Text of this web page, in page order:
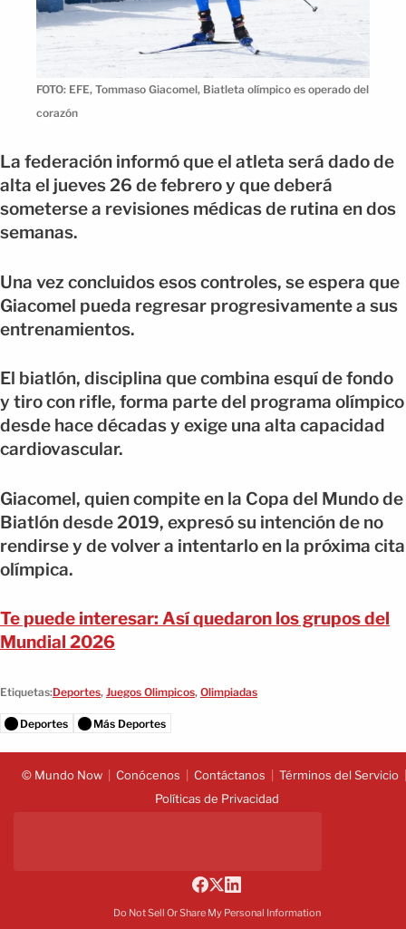
FOTO: EFE, Tommaso Giacomel, Biatleta olímpico es operado del
corazón
La federación informó que el atleta será dado de
alta el jueves 26 de febrero y que deberá
someterse a revisiones médicas de rutina en dos
semanas.
Una vez concluidos esos controles, se espera que
Giacomel pueda regresar progresivamente a sus
entrenamientos.
El biatlón, disciplina que combina esquí de fondo
y tiro con rifle, forma parte del programa olímpico
desde hace décadas y exige una alta capacidad
cardiovascular.
Giacomel, quien compite en la Copa del Mundo de
Biatlón desde 2019, expresó su intención de no
rendirse y de volver a intentarlo en la próxima cita
olímpica.
Te puede interesar: Así quedaron los grupos del
Mundial 2026
Etiquetas:Deportes, Juegos Olimpicos, Olimpiadas
Deportes Más Deportes
© Mundo Now Conócenos Contáctanos
Términos del Servicio
Políticas de Privacidad
Do Not Sell Or Share My Personal Information